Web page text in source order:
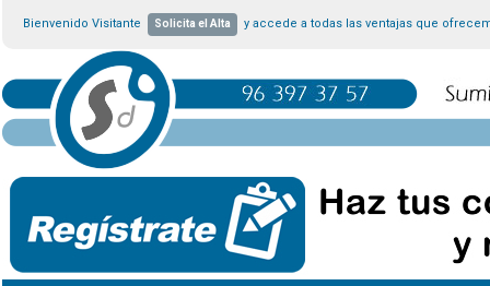
Bienvenido Visitante Solicita el Alta y accede a todas las ventajas que